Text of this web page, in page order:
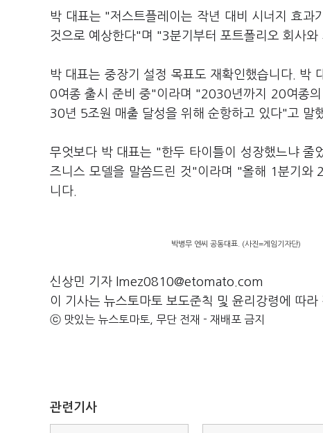
박 대표는 "저스트플레이는 작년 대비 시너지 효
것으로 예상한다"며 "3분기부터 포트폴리오 회사
박 대표는 중장기 설정 목표도 재확인했습니다. 박
0여종 출시 준비 중"이라며 "2030년까지 20여종
30년 5조원 매출 달성을 위해 순항하고 있다"고 말
무엇보다 박 대표는 "한두 타이틀이 성장했느냐 줄
즈니스 모델을 말씀드린 것"이라며 "올해 1분기와
니다.
박병무 엔씨 공동대표. (사진=게임기자단)
신상민 기자 lmez0810@etomato.com
이 기사는 뉴스토마토 보도준칙 및 윤리강령에 따
ⓒ 맛있는 뉴스토마토, 무단 전재 - 재배포 금지
관련기사